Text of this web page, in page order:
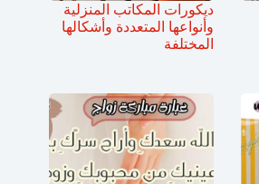
ديكورات المكاتب المنزلية
وأنواعها المتعددة وأشكالها
المختلفة